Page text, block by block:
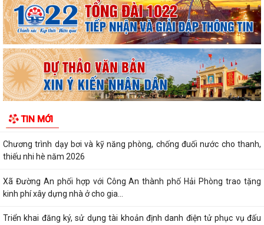
TIN MỚI
Xã Đường An triển khai mô hình phân loại và thu gom rác thải tại
nguồn
Công an xã Đường An tổ chức HN giao ban Lực lượng tham gia bảo vệ
ANTT ở cơ sở
Xã Đường An tiếp tục triển khai nhiệm vụ bảo đảm trật tự, an toàn giao
thông
Xã Đường An với những kết quả đạt được trong tháng 7/2026
Chương trình dạy bơi và kỹ năng phòng, chống đuối nước cho thanh,
thiếu nhi hè năm 2026
Xã Đường An phối hợp với Công An thành phố Hải Phòng trao tặng
kinh phí xây dựng nhà ở cho gia...
Triển khai đăng ký, sử dụng tài khoản định danh điện tử phục vụ đấu